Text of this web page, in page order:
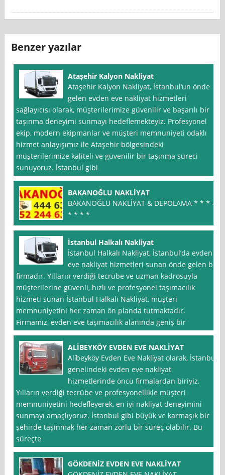
Benzer yazılar
Ataşehir Kalyon Nakliyat
Ataşehir Kalyon Nakliyat, İstanbul‘un önde
gelen evden eve nakliyat hizmetleri
sağlayıcısı olarak, müşterilerimize güvenilir ve başarılı bir
taşınma deneyimi sunmayı hedeflemekteyiz. Profesyonel
ekip, modern ekipmanlar ve müşteri memnuniyeti odaklı
hizmet anlayışımız ile Ataşehir bölgesindeki
müşterilerimize kaliteli ve güvenilir bir taşınma süreci
sunuyoruz. İstanbul gibi
BAKANOĞLU NAKLİYAT
BAKANOĞLU NAKLİYAT & DEPOLAMA * * * –
* * * *
İstanbul Halkalı Nakliyat
İstanbul Halkalı Nakliyat, İstanbul’da evden
eve nakliyat hizmetleri sunan önde gelen bir
firmadır. Yılların verdiği tecrübe ve uzman kadrosuyla
müşterilerine güvenli, hızlı ve profesyonel taşımacılık
hizmeti sunan İstanbul Halkalı Nakliyat, müşteri
memnuniyetini her zaman ön planda tutmaktadır.
Firmamız, evden eve taşımacılık alanında geniş bir
ALİBEYKÖY EVDEN EVE NAKLİYAT
Ali̇beyköy Evden Eve Nakli̇yat olarak, İstanbul
genelindeki evden eve nakliyat
hizmetlerinde öncü firmalardan biriyiz.
Yılların verdiği tecrübe ve profesyonellikle müşteri
memnuniyetini hedefleyerek, en iyi nakliyat deneyimini
sunmayı amaçlıyoruz. İstanbul gibi büyük ve karmaşık bir
şehirde taşınmak her zaman zorlu bir süreç olabilir. Bu
süreçte
GÖKDENİZ EVDEN EVE NAKLİYAT